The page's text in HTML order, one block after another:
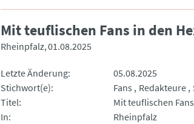
Mit teuflischen Fans in den
Rheinpfalz 01.08.2025
Letzte Änderung
05.08.2025
Stichwort(e)
Fans Redakteure
Titel
Mit teuflischen
In
Rheinpfalz